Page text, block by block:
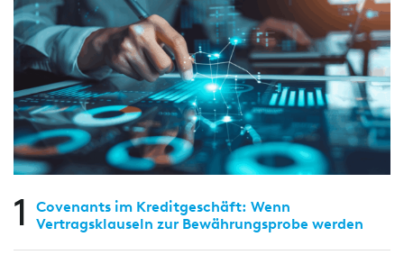
1
Covenants im Kreditgeschäft: Wenn
Vertragsklauseln zur Bewährungsprobe werden